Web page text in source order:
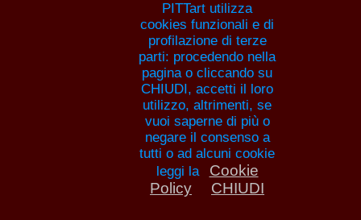
Francisco Goya
opere
Francisco Goya nasce il
PITTart utilizza
cookies funzionali e di
profilazione di terze
parti: procedendo nella
pagina o cliccando su
CHIUDI, accetti il loro
utilizzo, altrimenti, se
vuoi saperne di più o
negare il consenso a
tutti o ad alcuni cookie
leggi la
Cookie
Policy
CHIUDI